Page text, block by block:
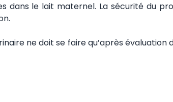
dans le lait maternel. La sécurité du
ne doit se faire qu’après